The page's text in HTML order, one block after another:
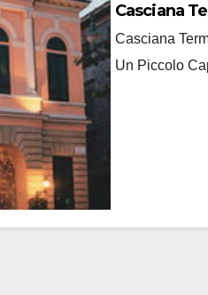
Casciana
Casciana
Un Piccolo